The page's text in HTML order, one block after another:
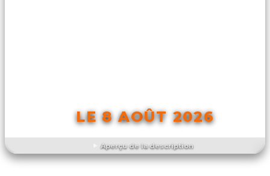
Aperçu de la description
LE 8 AOÛT 2026
DÉCOUVRIR L'ÉVÉNEMENT